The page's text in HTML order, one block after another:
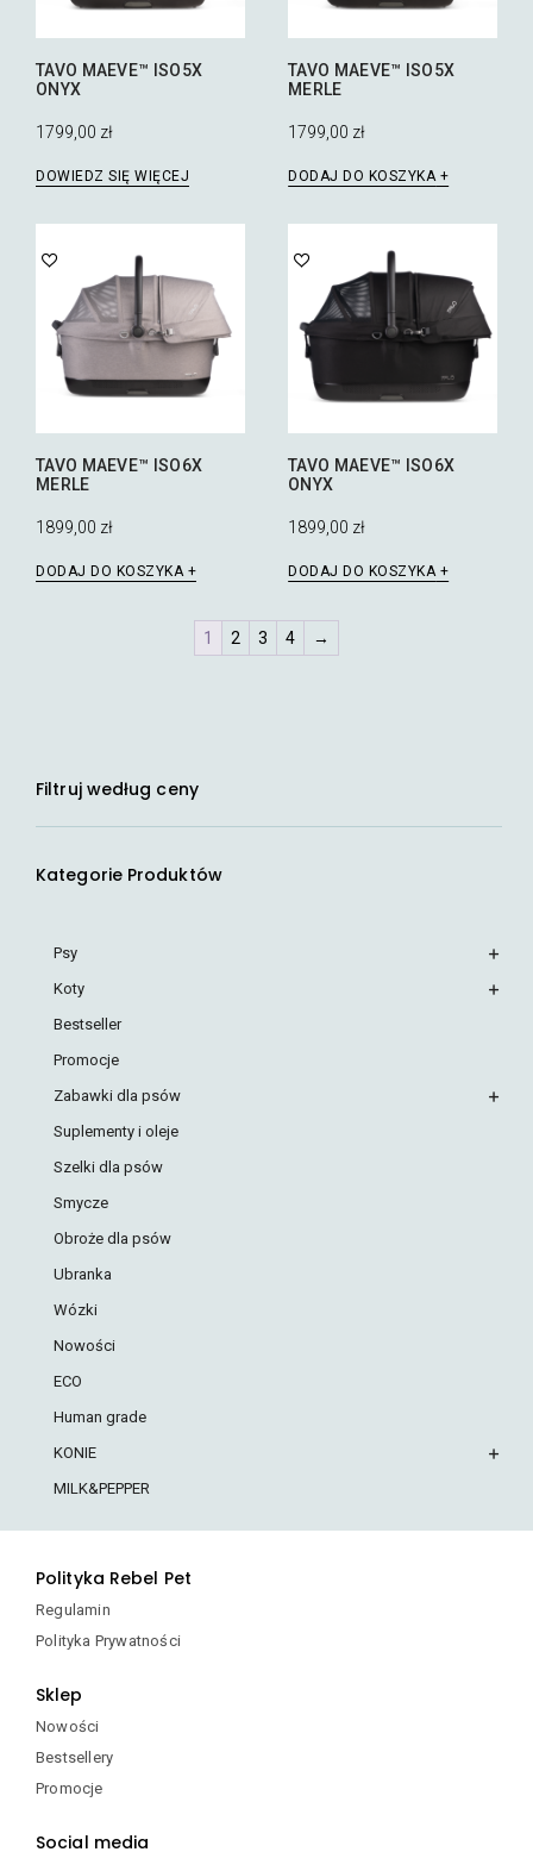
TAVO MAEVE™ ISO5X
ONYX
1799,00 zł
DOWIEDZ SIĘ WIĘCEJ
TAVO MAEVE™ ISO5X
MERLE
1799,00 zł
DODAJ DO KOSZYKA
TAVO MAEVE™ ISO6X
MERLE
1899,00 zł
DODAJ DO KOSZYKA
TAVO MAEVE™ ISO6X
ONYX
1899,00 zł
DODAJ DO KOSZYKA
1 2 3 4 →
Filtruj według ceny
Kategorie Produktów
Psy
Koty
Bestseller
Promocje
Zabawki dla psów
Suplementy i oleje
Szelki dla psów
Smycze
Obroże dla psów
Ubranka
Wózki
Nowości
ECO
Human grade
KONIE
MILK&PEPPER
Polityka Rebel Pet
Regulamin
Polityka Prywatności
Sklep
Nowości
Bestsellery
Promocje
Social media